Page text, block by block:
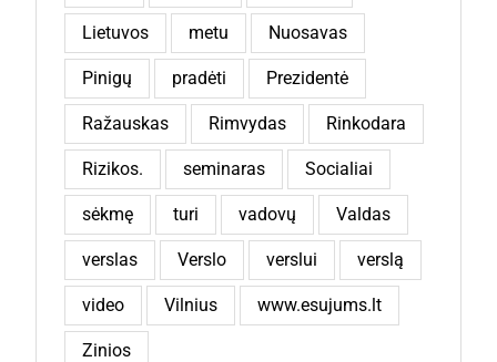
Lietuvos metu Nuosavas
Pinigų pradėti Prezidentė
Ražauskas Rimvydas Rinkodara
Rizikos. seminaras Socialiai
sėkmę turi vadovų Valdas
verslas Verslo verslui verslą
video Vilnius www.esujums.lt
Zinios